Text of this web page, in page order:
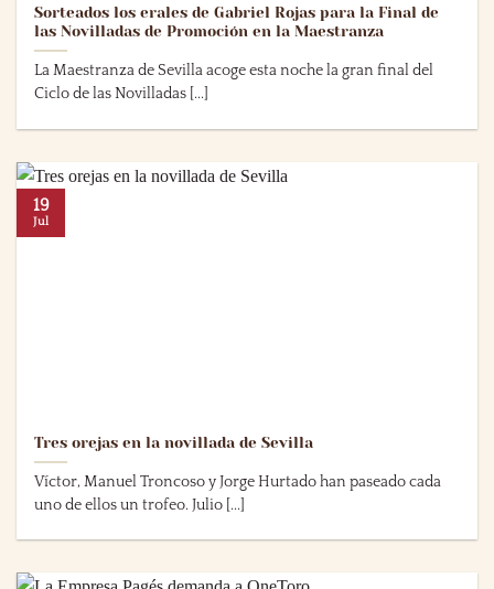
Sorteados los erales de Gabriel Rojas para la Final de
las Novilladas de Promoción en la Maestranza
La Maestranza de Sevilla acoge esta noche la gran final del
Ciclo de las Novilladas [...]
Tres orejas en la novillada de Sevilla
Víctor, Manuel Troncoso y Jorge Hurtado han paseado cada
uno de ellos un trofeo. Julio [...]
19
Jul